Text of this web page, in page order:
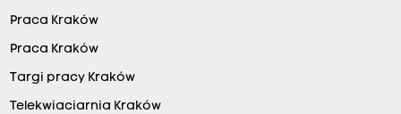
Praca Kraków
Praca Kraków
Targi pracy Kraków
Telekwiaciarnia Kraków